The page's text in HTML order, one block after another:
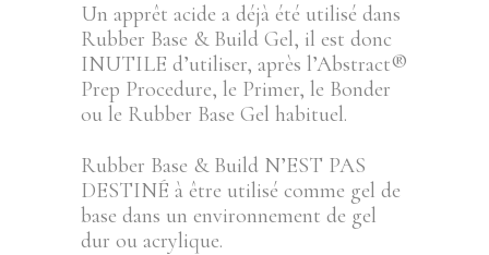
Un apprêt acide a déjà été utilisé dans
Rubber Base & Build Gel, il est donc
INUTILE d’utiliser, après l’Abstract®
Prep Procedure, le Primer, le Bonder
ou le Rubber Base Gel habituel.
Rubber Base & Build N’EST PAS
DESTINÉ à être utilisé comme gel de
base dans un environnement de gel
dur ou acrylique.